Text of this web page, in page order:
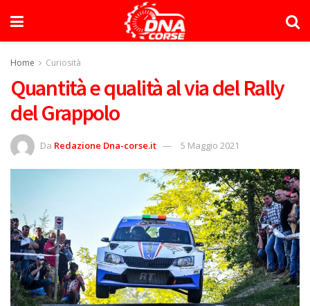
Home Curiosità
Quantità e qualità al via del Rally
del Grappolo
Da Redazione Dna-corse.it 5 Maggio 2021